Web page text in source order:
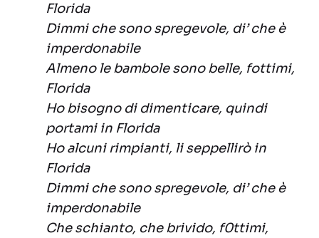
Florida
Dimmi che sono spregevole, di’ che è
imperdonabile
Almeno le bambole sono belle, fottimi,
Florida
Ho bisogno di dimenticare, quindi
portami in Florida
Ho alcuni rimpianti, li seppellirò in
Florida
Dimmi che sono spregevole, di’ che è
imperdonabile
Che schianto, che brivido, f0ttimi,